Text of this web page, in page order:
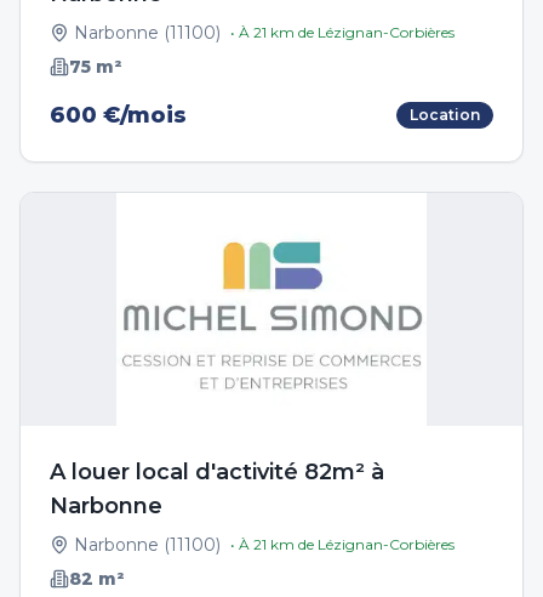
Narbonne (11100) • À 21 km de Lézignan-Corbières
75 m²
600 €/mois Location
A louer local d'activité 82m² à
Narbonne
Narbonne (11100) • À 21 km de Lézignan-Corbières
82 m²